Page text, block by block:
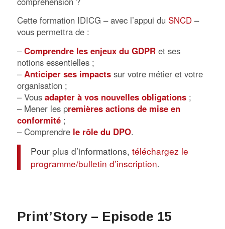
Cette formation IDICG – avec l’appui du SNCD–
vous permettra de :
–Comprendre les enjeux du GDPRet ses
notions essentielles ;
– Anticiper ses impactssur votre métier et votre
organisation ;
– Vous adapter à vos nouvelles obligations;
– Mener les premières actions de mise en
conformité;
– Comprendre le rôle du DPO.
Pour plus d’informations, téléchargez le
programme/bulletin d’inscription.
Print’Story – Episode 15